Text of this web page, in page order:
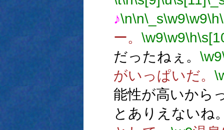
♪\n\n\_s\w9\w9\h
ー。 \w9\w9\h
だったねぇ。 \w9
がいっぱいだ。
能性が高いから
とありえないね